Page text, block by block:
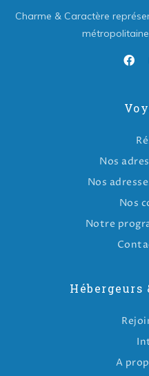
Charme & Caractère
Nos
Nos
Nos
Notre
Hébergeurs
A